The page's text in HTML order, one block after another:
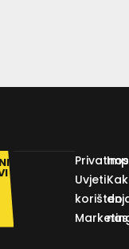
Uvjeti
do
nas